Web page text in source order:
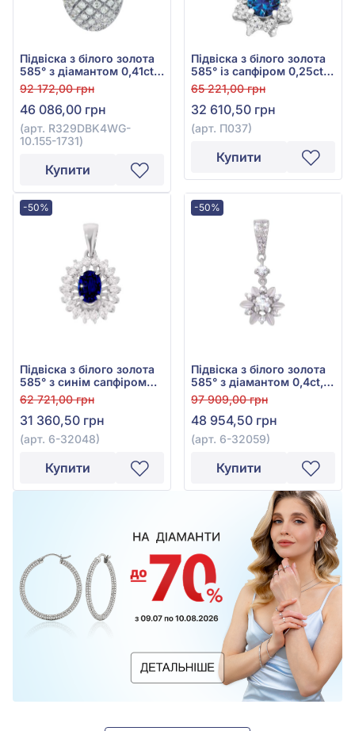
Підвіска з білого золота
585° з діамантом 0,41ct,
арт. R329DBK4WG-
10.155-1731
92 172,00 грн
46 086,00 грн
(арт. R329DBK4WG-
10.155-1731)
Купити
Підвіска з білого золота
585° із сапфіром 0,25ct
та діамантом 0,18ct, арт.
П037
65 221,00 грн
32 610,50 грн
(арт. П037)
Купити
-50%
Підвіска з білого золота
585° з синім сапфіром
0,42ct та діамантами
0,23ct, арт. 6-32048
62 721,00 грн
31 360,50 грн
(арт. 6-32048)
Купити
-50%
Підвіска з білого золота
585° з діамантом 0,4ct,
арт. 6-32059
97 909,00 грн
48 954,50 грн
(арт. 6-32059)
Купити